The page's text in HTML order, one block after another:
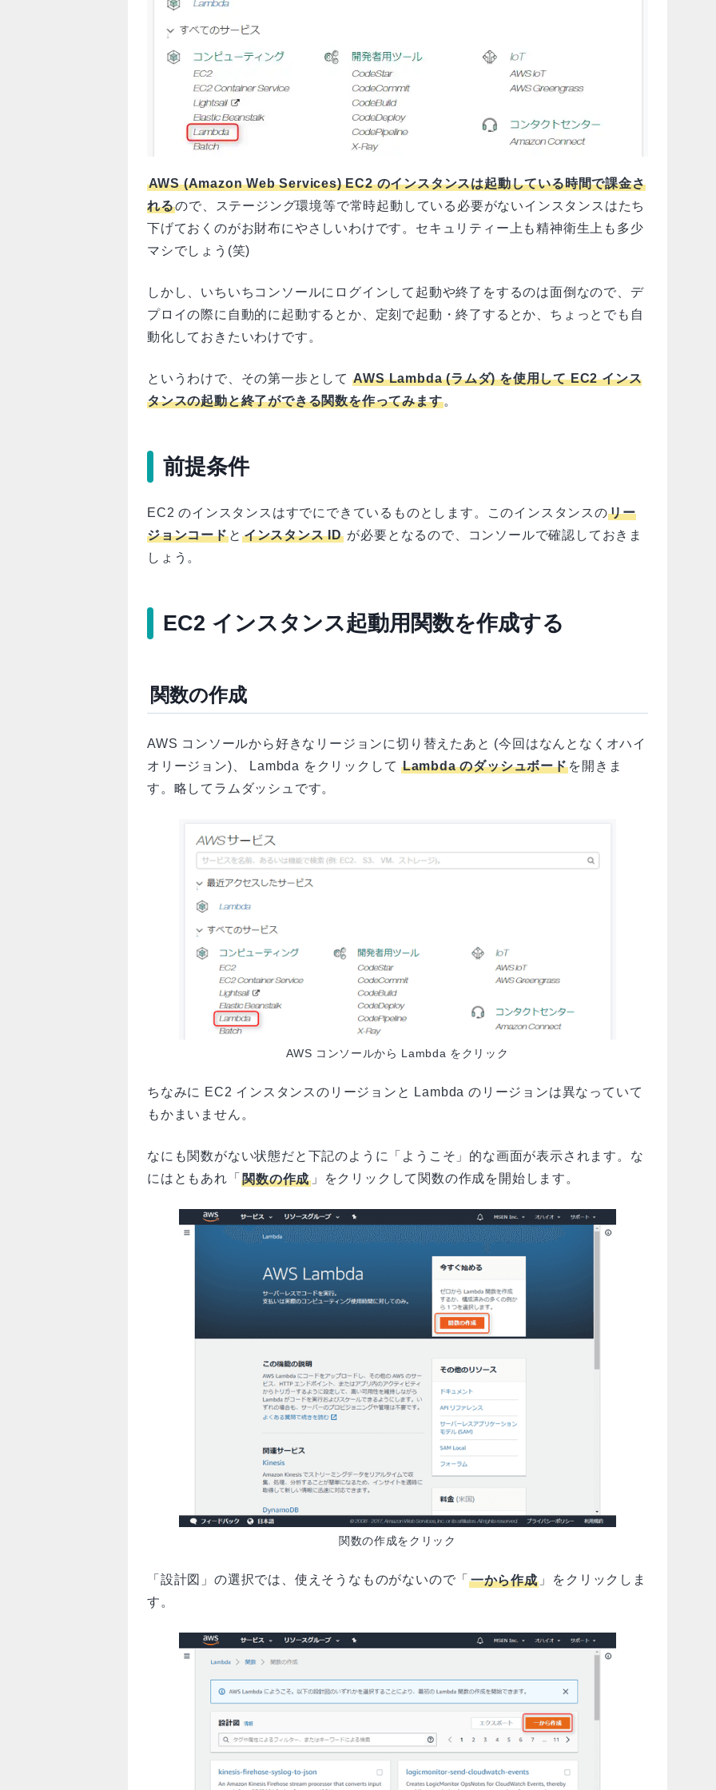
AWS (Amazon Web Services) EC2 のインスタンスは起動している時間で課金さ
れるので、ステージング環境等で常時起動している必要がないインスタンスはたち
下げておくのがお財布にやさしいわけです。セキュリティー上も精神衛生上も多少
マシでしょう(笑)
しかし、いちいちコンソールにログインして起動や終了をするのは面倒なので、デ
プロイの際に自動的に起動するとか、定刻で起動・終了するとか、ちょっとでも自
動化しておきたいわけです。
というわけで、その第一歩として AWS Lambda (ラムダ) を使用して EC2 インス
タンスの起動と終了ができる関数を作ってみます。
前提条件
EC2 のインスタンスはすでにできているものとします。このインスタンスのリー
ジョンコードとインスタンス IDが必要となるので、コンソールで確認しておきま
しょう。
EC2 インスタンス起動用関数を作成する
関数の作成
AWS コンソールから好きなリージョンに切り替えたあと (今回はなんとなくオハイ
オリージョン)、 Lambda をクリックしてLambda のダッシュボードを開きま
す。略してラムダッシュです。
AWS コンソールから Lambda をクリック
ちなみに EC2 インスタンスのリージョンと Lambda のリージョンは異なっていて
もかまいません。
なにも関数がない状態だと下記のように「ようこそ」的な画面が表示されます。な
にはともあれ「 関数の作成」をクリックして関数の作成を開始します。
関数の作成をクリック
「設計図」の選択では、使えそうなものがないので「一から作成 」をクリックしま
す。